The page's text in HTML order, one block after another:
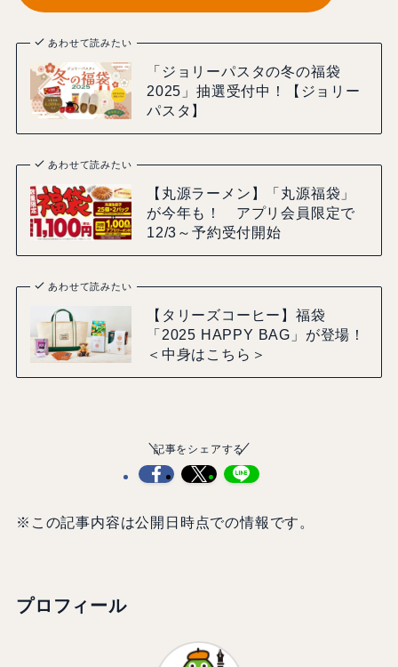
あわせて読みたい
「ジョリーパスタの冬の福袋
2025」抽選受付中！【ジョリー
パスタ】
あわせて読みたい
【丸源ラーメン】「丸源福袋」
が今年も！ アプリ会員限定で
12/3～予約受付開始
あわせて読みたい
【タリーズコーヒー】福袋
「2025 HAPPY BAG」が登場！
＜中身はこちら＞
記事をシェアする
※この記事内容は公開日時点での情報です。
プロフィール